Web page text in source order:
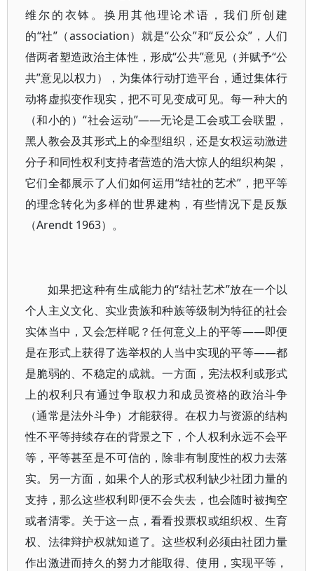
维尔的衣钵。换用其他理论术语，我们所创建
的“社”（association）就是“公众”和“反公众”，人们
借两者塑造政治主体性，形成“公共”意见（并赋予“公
共”意见以权力），为集体行动打造平台，通过集体行
动将虚拟变作现实，把不可见变成可见。每一种大的
（和小的）“社会运动”——无论是工会或工会联盟，
黑人教会及其形式上的伞型组织，还是女权运动激进
分子和同性权利支持者营造的浩大惊人的组织构架，
它们全都展示了人们如何运用“结社的艺术”，把平等
的理念转化为多样的世界建构，有些情况下是反叛
（Arendt 1963）。
如果把这种有生成能力的“结社艺术”放在一个以
个人主义文化、实业贵族和种族等级制为特征的社会
实体当中，又会怎样呢？任何意义上的平等——即便
是在形式上获得了选举权的人当中实现的平等——都
是脆弱的、不稳定的成就。一方面，宪法权利或形式
上的权利只有通过争取权力和成员资格的政治斗争
（通常是法外斗争）才能获得。在权力与资源的结构
性不平等持续存在的背景之下，个人权利永远不会平
等，平等甚至是不可信的，除非有制度性的权力去落
实。另一方面，如果个人的形式权利缺少社团力量的
支持，那么这些权利即便不会失去，也会随时被掏空
或者清零。关于这一点，看看投票权或组织权、生育
权、法律辩护权就知道了。这些权利必须由社团力量
作出激进而持久的努力才能取得、使用，实现平等，